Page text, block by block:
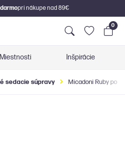
pri nákupe nad 89€
0
Miestnosti Inšpirácie
sedacie súpravy Micadoni Ruby